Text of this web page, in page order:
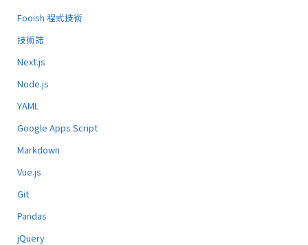
Fooish 程式技術
技術誌
Next.js
Node.js
YAML
Google Apps Script
Markdown
Vue.js
Git
Pandas
jQuery